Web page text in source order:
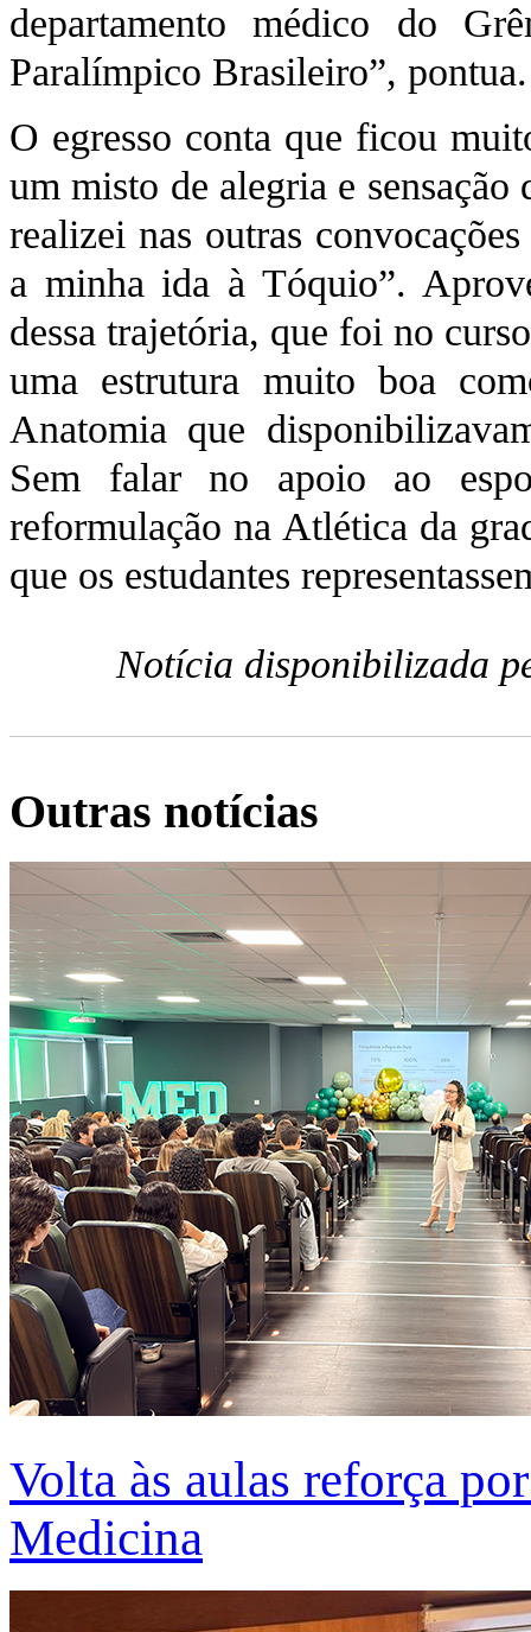
departamento médico do
Paralímpico Brasileiro”, pontua.
O egresso conta que ficou
um misto de alegria e
realizei nas outras
a minha ida à Tóquio”.
dessa trajetória, que foi no
uma estrutura muito boa
Anatomia que
Sem falar no apoio ao
reformulação na Atlética da
que os estudantes
Notícia disponibilizada
Outras notícias
Volta às aulas reforça
Medicina